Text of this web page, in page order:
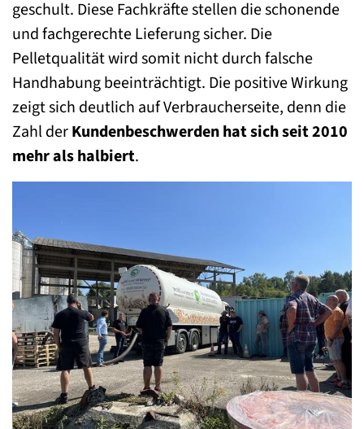
geschult. Diese Fachkräfte stellen die schonende
und fachgerechte Lieferung sicher. Die
Pelletqualität wird somit nicht durch falsche
Handhabung beeinträchtigt. Die positive Wirkung
zeigt sich deutlich auf Verbraucherseite, denn die
Zahl derKundenbeschwerden hat sich seit 2010
mehr als halbiert.